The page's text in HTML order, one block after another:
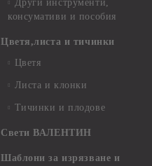
Други инструменти,
консумативи и пособия
Цветя,листа и тичинки
Цветя
Листа и клонки
Тичинки и плодове
Свети ВАЛЕНТИН
Шаблони за изрязване и